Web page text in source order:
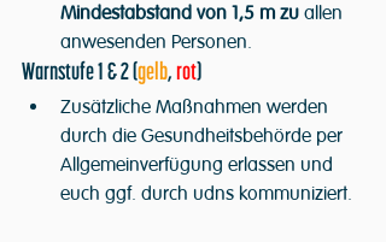
Mindestabstand von 1,5 m zu allen
anwesenden Personen.
Warnstufe 1 & 2 (gelb, rot)
Zusätzliche Maßnahmen werden
durch die Gesundheitsbehörde per
Allgemeinverfügung erlassen und
euch ggf. durch udns kommuniziert.